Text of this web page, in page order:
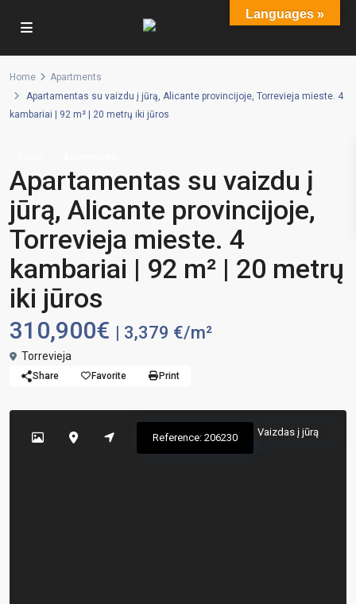
Home
Apartments
Apartamentas su vaizdu į jūrą, Alicante provincijoje, Torrevieja mieste. 4
kambariai | 92 m² | 20 metrų iki jūros
Apartamentas su vaizdu į
jūrą, Alicante provincijoje,
Torrevieja mieste. 4
kambariai | 92 m² | 20 metrų
iki jūros
310,900€ | 3,379 €/m²
Torrevieja
Share Favorite Print
Vaizdas į jūrą
Reference: 206230
Languages »